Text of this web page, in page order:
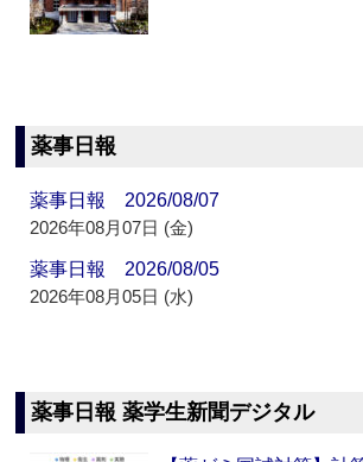
薬事日報
薬事日報 2026/08/07
2026年08月07日 (金)
薬事日報 2026/08/05
2026年08月05日 (水)
薬事日報 薬学生新聞デジタル